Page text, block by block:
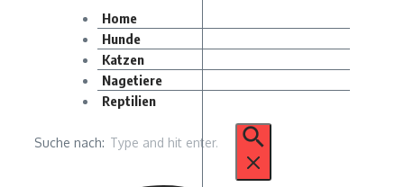
Home
Hunde
Katzen
Nagetiere
Reptilien
Suche nach: